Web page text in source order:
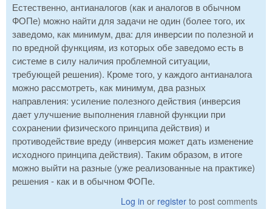
Естественно, антианалогов (как и аналогов в обычном
ФОПе) можно найти для задачи не один (более того, их
заведомо, как минимум, два: для инверсии по полезной и
по вредной функциям, из которых обе заведомо есть в
системе в силу наличия проблемной ситуации,
требующей решения). Кроме того, у каждого антианалога
можно рассмотреть, как минимум, два разных
направления: усиление полезного действия (инверсия
дает улучшение выполнения главной функции при
сохранении физического принципа действия) и
противодействие вреду (инверсия может дать изменение
исходного принципа действия). Таким образом, в итоге
можно выйти на разные (уже реализованные на практике)
решения - как и в обычном ФОПе.
Log in or register to post comments